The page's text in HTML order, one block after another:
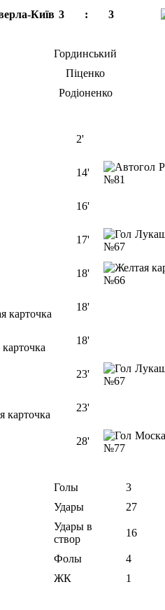
3 :
3
Гординський
Піценко
Родіоненко
2'
14'
№81
16'
17'
№67
18'
№66
18'
18'
23'
№67
23'
28'
№77
Голы
3
Удары 27
Удары в
створ
16
Фолы
4
ЖК
1